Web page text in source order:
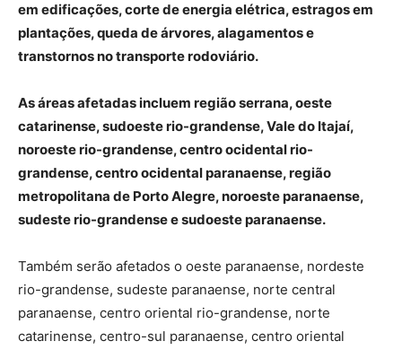
em edificações, corte de energia elétrica, estragos em
plantações, queda de árvores, alagamentos e
transtornos no transporte rodoviário.
As áreas afetadas incluem região serrana, oeste
catarinense, sudoeste rio-grandense, Vale do Itajaí,
noroeste rio-grandense, centro ocidental rio-
grandense, centro ocidental paranaense, região
metropolitana de Porto Alegre, noroeste paranaense,
sudeste rio-grandense e sudoeste paranaense.
Também serão afetados o oeste paranaense, nordeste
rio-grandense, sudeste paranaense, norte central
paranaense, centro oriental rio-grandense, norte
catarinense, centro-sul paranaense, centro oriental